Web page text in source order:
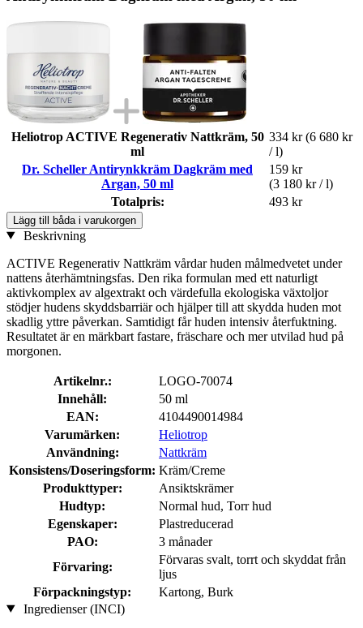
Heliotrop ACTIVE Regenerativ Nattkräm, 50
ml
334 kr (6 680 kr
/ l)
Dr. Scheller Antirynkkräm Dagkräm med
Argan, 50 ml
159 kr
(3 180 kr / l)
Totalpris:
493 kr
Lägg till båda i varukorgen
Beskrivning
ACTIVE Regenerativ Nattkräm vårdar huden målmedvetet under
nattens återhämtningsfas. Den rika formulan med ett naturligt
aktivkomplex av algextrakt och värdefulla ekologiska växtoljor
stödjer hudens skyddsbarriär och hjälper till att skydda huden mot
skadlig yttre påverkan. Samtidigt får huden intensiv återfuktning.
Resultatet är en märkbart fastare, fräschare och mer utvilad hud på
morgonen.
Artikelnr.:
LOGO-70074
Innehåll:
50 ml
EAN:
4104490014984
Varumärken:
Heliotrop
Användning:
Nattkräm
Konsistens/Doseringsform: Kräm/Creme
Produkttyper:
Ansiktskrämer
Hudtyp:
Normal hud, Torr hud
Egenskaper:
Plastreducerad
PAO:
3 månader
Förvaring:
Förvaras svalt, torrt och skyddat från
ljus
Förpackningstyp:
Kartong, Burk
Ingredienser (INCI)